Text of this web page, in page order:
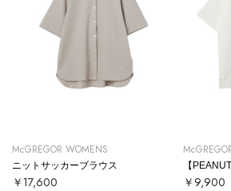
McGREGOR WOMENS
ニットサッカーブラウス
￥17,600 ￥9,900